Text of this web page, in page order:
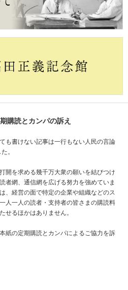
購読とカンパの訴え
も書けない記事は一行もない人民の言論
。
開を求める幾千万大衆の願いを結びつけ
者網、通信網を広げる努力を強めていま
、経営の面で特定の企業や組織などのス
人一人の読者・支持者の皆さまの購読料
せるほかはありません。
紙の定期購読とカンパによるご協力を訴